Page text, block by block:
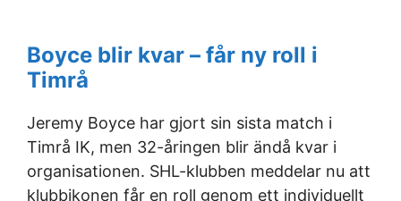
Boyce blir kvar – får ny roll i
Timrå
Jeremy Boyce har gjort sin sista match i
Timrå IK, men 32-åringen blir ändå kvar i
organisationen. SHL-klubben meddelar nu att
klubbikonen får en roll genom ett individuellt